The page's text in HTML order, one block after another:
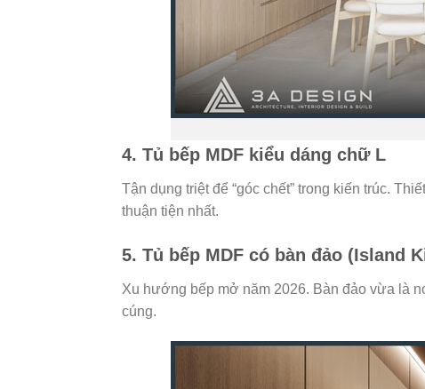
4. Tủ bếp MDF kiểu dáng chữ L
Tận dụng triệt để “góc chết” trong kiến trúc.
thuận tiện nhất.
5. Tủ bếp MDF có bàn đảo (Island
Xu hướng bếp mở năm 2026. Bàn đảo vừa là
cúng.